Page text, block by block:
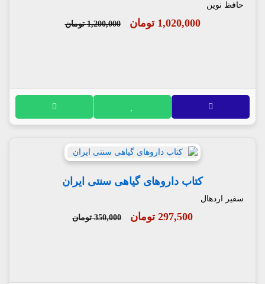
حافظ نوین
1,020,000 تومان 1,200,000 تومان
کتاب داروهای گیاهی سنتی ایران
سفیر اردهال
297,500 تومان 350,000 تومان